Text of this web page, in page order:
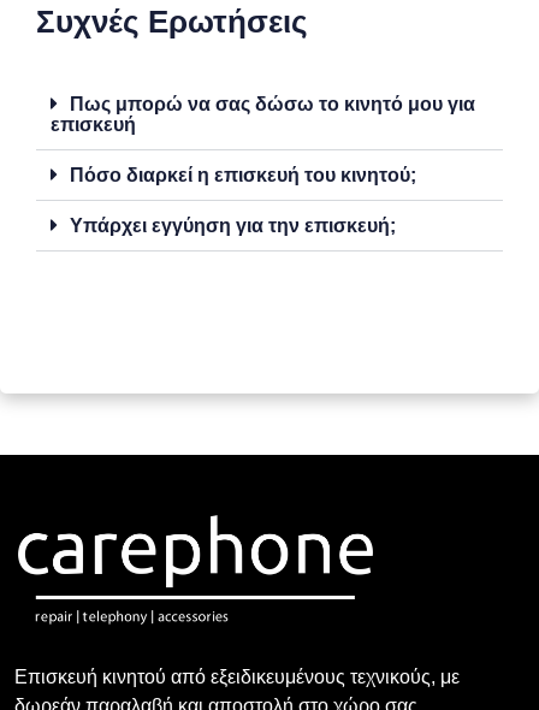
Συχνές Ερωτήσεις
Πως μπορώ να σας δώσω το κινητό μου για
επισκευή
Πόσο διαρκεί η επισκευή του κινητού;
Υπάρχει εγγύηση για την επισκευή;
Επισκευή κινητού από εξειδικευμένους τεχνικούς, με